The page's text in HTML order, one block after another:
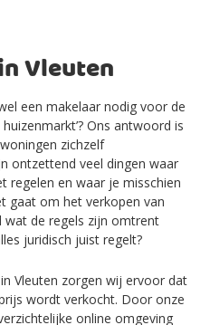
Vleuten
een makelaar nodig voor de
Ons antwoord is
zichzelf
ontzettend veel dingen waar
en waar je misschien
gaat om het verkopen van
wat de regels zijn omtrent
juridisch juist regelt?
Vleuten zorgen wij ervoor dat
wordt verkocht. Door onze
online omgeving